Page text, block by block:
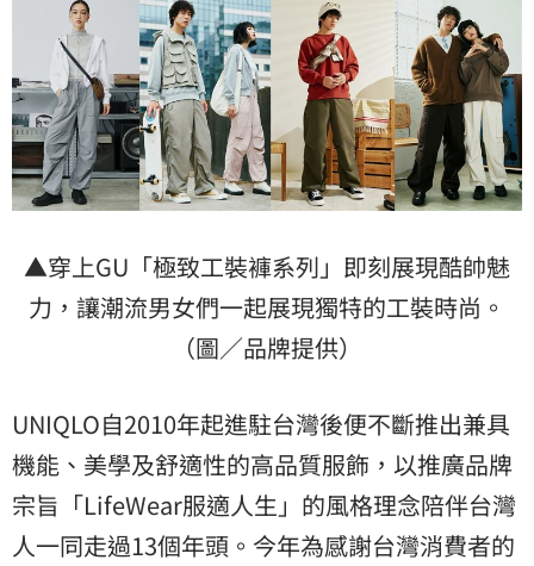
▲穿上GU「極致工裝褲系列」即刻展現酷帥魅
力，讓潮流男女們一起展現獨特的工裝時尚。
（圖／品牌提供）
UNIQLO自2010年起進駐台灣後便不斷推出兼具
機能、美學及舒適性的高品質服飾，以推廣品牌
宗旨「LifeWear服適人生」的風格理念陪伴台灣
人一同走過13個年頭。今年為感謝台灣消費者的